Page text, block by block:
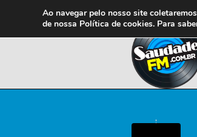
Ao navegar pelo nosso site
de nossa Política de cookies. Para